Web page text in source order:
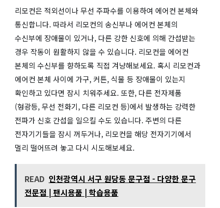
리모컨은 적외선이나 무선 주파수를 이용하여 에어컨 본체와
통신합니다. 따라서 리모컨의 송신부나 에어컨 본체의
수신부에 장애물이 있거나, 다른 강한 신호에 의해 간섭받는
경우 작동이 원활하지 않을 수 있습니다. 리모컨을 에어컨
본체의 수신부를 향하도록 직접 겨냥해보세요. 혹시 리모컨과
에어컨 본체 사이에 가구, 커튼, 식물 등 장애물이 있는지
확인하고 있다면 잠시 치워주세요. 또한, 다른 전자제품
(형광등, 무선 전화기, 다른 리모컨 등)에서 발생하는 강력한
전파가 신호 간섭을 일으킬 수도 있습니다. 주변의 다른
전자기기들을 잠시 꺼두거나, 리모컨을 해당 전자기기에서
멀리 떨어뜨려 놓고 다시 시도해보세요.
READ 인천광역시 서구 원당동 문구점 - 다양한 문구
전문점 | 팬시용품 | 학습용품